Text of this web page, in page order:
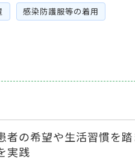
感染防護服等の着用
者の希望や生活習慣を
実践